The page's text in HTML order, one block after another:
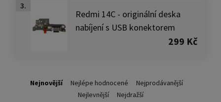
3.
Redmi 14C - originální deska
nabíjení s USB konektorem
299 Kč
Nejnovější Nejlépe hodnocené
Nejprodávanější
Nejlevnější
Nejdražší